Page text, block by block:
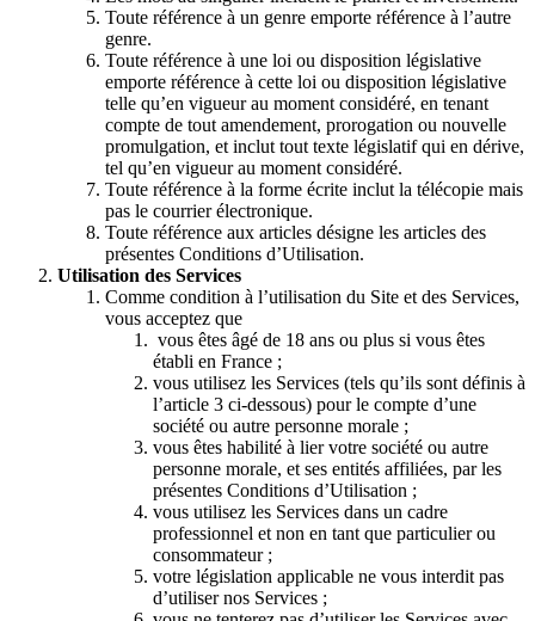
Toute référence à un genre emporte référence à l’autre
genre.
Toute référence à une loi ou disposition législative
emporte référence à cette loi ou disposition législative
telle qu’en vigueur au moment considéré, en tenant
compte de tout amendement, prorogation ou nouvelle
promulgation, et inclut tout texte législatif qui en dérive,
tel qu’en vigueur au moment considéré.
Toute référence à la forme écrite inclut la télécopie mais
pas le courrier électronique.
Toute référence aux articles désigne les articles des
présentes Conditions d’Utilisation.
Utilisation des Services
Comme condition à l’utilisation du Site et des Services,
vous acceptez que
vous êtes âgé de 18 ans ou plus si vous êtes
établi en France ;
vous utilisez les Services (tels qu’ils sont définis à
l’article 3 ci-dessous) pour le compte d’une
société ou autre personne morale ;
vous êtes habilité à lier votre société ou autre
personne morale, et ses entités affiliées, par les
présentes Conditions d’Utilisation ;
vous utilisez les Services dans un cadre
professionnel et non en tant que particulier ou
consommateur ;
votre législation applicable ne vous interdit pas
d’utiliser nos Services ;